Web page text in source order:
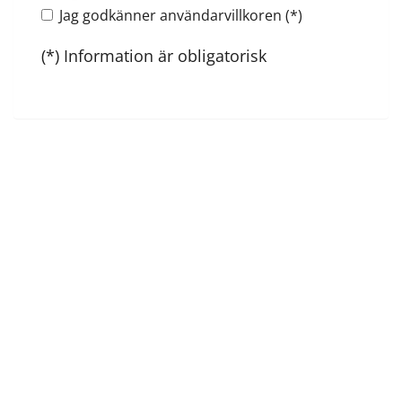
Jag godkänner användarvillkoren (*)
(*) Information är obligatorisk